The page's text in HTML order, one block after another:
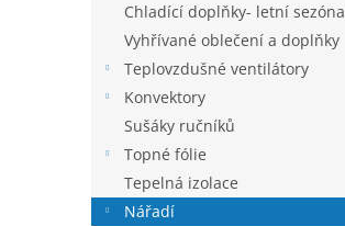
Chladící doplňky- letní sezóna
Vyhřívané oblečení a doplňky
Teplovzdušné ventilátory
Konvektory
Sušáky ručníků
Topné fólie
Tepelná izolace
Nářadí